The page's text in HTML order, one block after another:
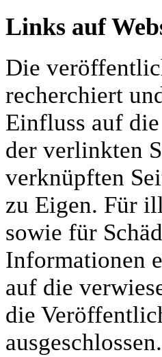
Links auf
Die
recherchiert
Einfluss auf
der verlinkten
verknüpften
zu Eigen. Für
sowie für
Informationen
auf die
die
ausgeschlossen.